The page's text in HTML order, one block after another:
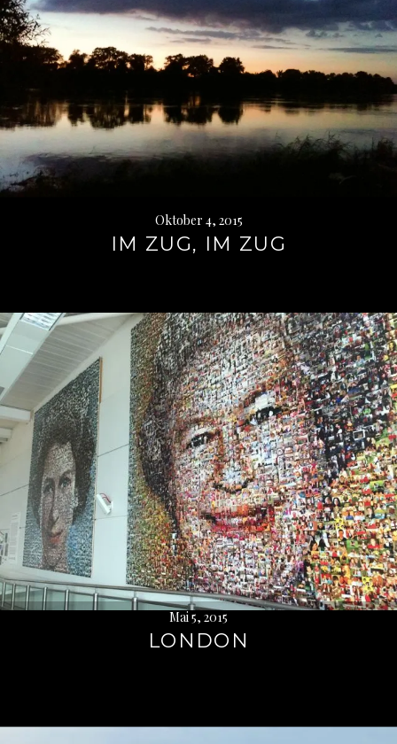
Oktober 4, 2015
IM ZUG, IM ZUG
Mai 5, 2015
LONDON